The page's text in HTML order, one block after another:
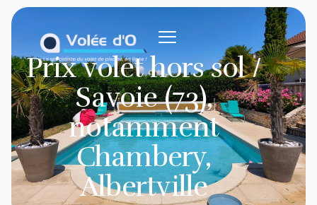
principal
Prix volet hors sol /
Savoie (73),
notamment
Chambery,
Albertville